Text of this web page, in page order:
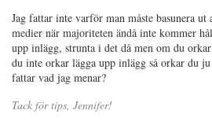
Jag fattar inte varför man måste basunera
medier när majoriteten ändå inte kommer
upp inlägg, strunta i det då men om du
du inte orkar lägga upp inlägg så orkar du
fattar vad jag menar?
Tack för tips, Jennifer!